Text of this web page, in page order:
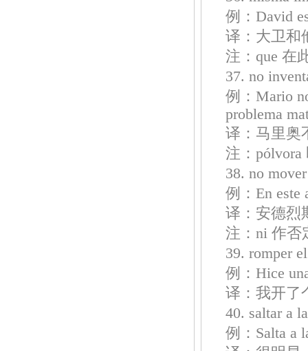
例：David
译：大卫和
注：que 在
37. no
例：Mario
problema
译：马里奥
注：pólvora
38. no
例：En este
译：安德烈
注：ni 作否
39. romper
例：Hice
译：我开
40. saltar a
例：Salta a